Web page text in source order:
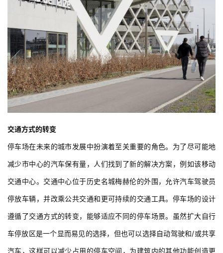
交通方式的转变
停车场在未来的城市发展中扮演着至关重要的角色。为了尽可能地
减少市中心的汽车保有量，人们找到了新的解决方案，例如该移动
交通中心。交通中心位于历史名城梅赫伦的外围，允许汽车驾驶员
停放车辆，并改乘公共交通和更可持续的交通工具。停车场的设计
遵循了交通方式的转变，能够适应不同的停车场景。虽然扩大自行
车停放区是一个显而易见的选择，但也可以选择自动驾驶和/或共享
汽车，这样可以减少占用的停车空间，为建筑内的其他功能创造更